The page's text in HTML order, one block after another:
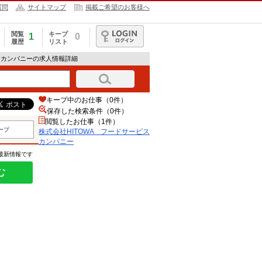
問 サイトマップ 掲載ご希望のお客様へ
閲覧
履歴
1
キープ
リスト
0
ログイン
ンパニーの求人情報詳細
プ
新情報です
キープ中のお仕事（0件）
保存した検索条件（0件）
閲覧したお仕事（1件）
株式会社HITOWA フードサービス
カンパニー